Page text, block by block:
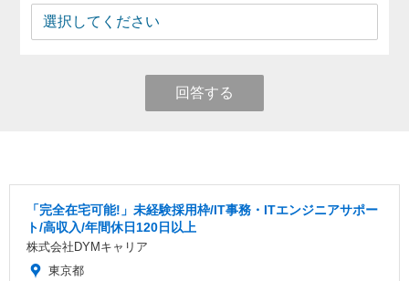
回答する
「完全在宅可能!」未経験採用枠/IT事務・ITエンジニアサポー
ト/高収入/年間休日120日以上
株式会社DYMキャリア
東京都